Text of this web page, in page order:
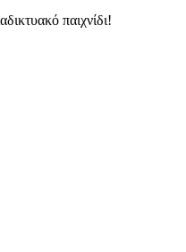
παιχνίδι!